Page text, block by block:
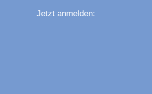
Jetzt anmel­den: